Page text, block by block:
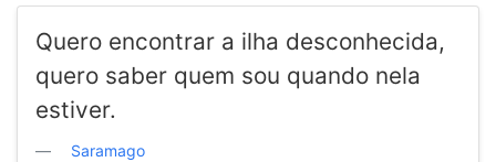
Quero encontrar a ilha desconhecida,
quero saber quem sou quando nela
estiver.
Saramago